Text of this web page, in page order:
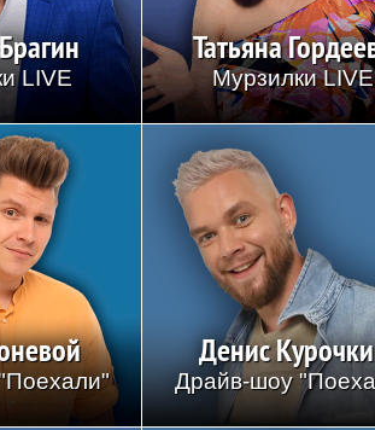
LIVE
Татьяна
Мурзилки LIVE
Денис
Драйв-шоу